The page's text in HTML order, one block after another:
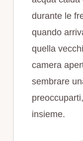
durante le
quando
quella
camera
sembrare
insieme.